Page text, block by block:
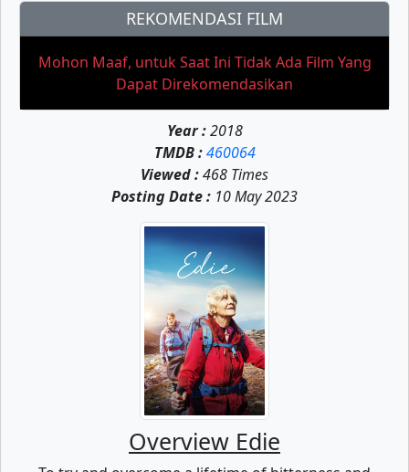
REKOMENDASI FILM
Mohon Maaf, untuk Saat Ini Tidak Ada Film Yang
Dapat Direkomendasikan
Year :2018
TMDB : 460064
Viewed :468 Times
Posting Date : 10 May 2023
Overview Edie